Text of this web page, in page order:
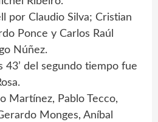
por Claudio Silva; Cristian
Ponce y Carlos Raúl
Núñez.
43’ del segundo tiempo fue
Martínez, Pablo Tecco,
Monges, Aníbal